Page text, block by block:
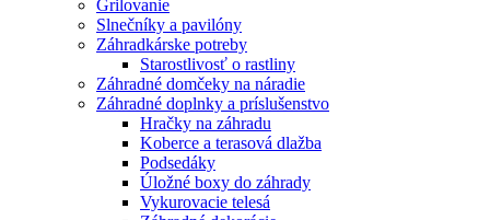
Grilovanie
Slnečníky a pavilóny
Záhradkárske potreby
Starostlivosť o rastliny
Záhradné domčeky na náradie
Záhradné doplnky a príslušenstvo
Hračky na záhradu
Koberce a terasová dlažba
Podsedáky
Úložné boxy do záhrady
Vykurovacie telesá